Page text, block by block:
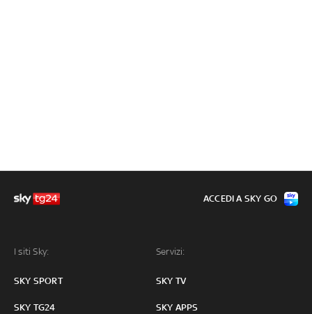
I siti Sky:
SKY SPORT
SKY TG24
Servizi:
SKY TV
SKY APPS
ACCEDI A SKY GO